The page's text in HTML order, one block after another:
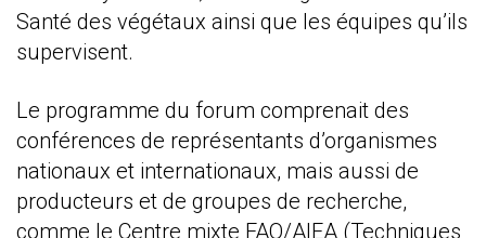
Santé des végétaux ainsi que les équipes qu’ils
supervisent.
Le programme du forum comprenait des
conférences de représentants d’organismes
nationaux et internationaux, mais aussi de
producteurs et de groupes de recherche,
comme le Centre mixte FAO/AIEA (Techniques